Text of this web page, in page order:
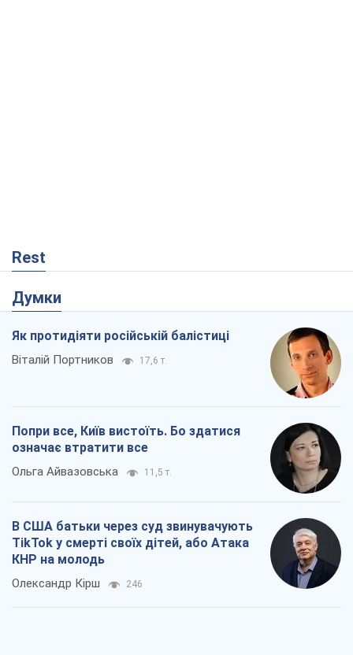
Rest
Думки
Як протидіяти російській балістиці
Віталій Портников 17,6 т.
Попри все, Київ вистоїть. Бо здатися
означає втратити все
Ольга Айвазовська 11,5 т.
В США батьки через суд звинувачують
TikTok у смерті своїх дітей, або Атака
КНР на молодь
Олександр Кірш 246